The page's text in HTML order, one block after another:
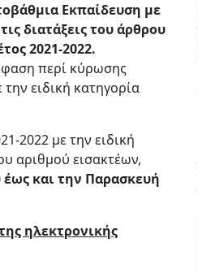
Εκπαίδευση με
διατάξεις του άρθρου
2021-2022.
περί κύρωσης
ειδική κατηγορία
2022 με την ειδική
αριθμού εισακτέων,
και την Παρασκευή
ηλεκτρονικής